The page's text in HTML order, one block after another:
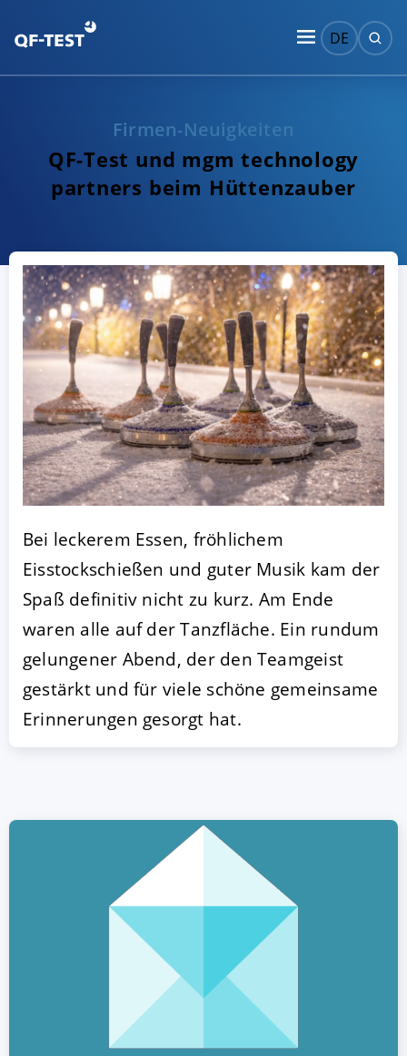
DE
Firmen-Neuigkeiten
QF-Test und mgm technology
partners beim Hüttenzauber
Bei leckerem Essen, fröhlichem
Eisstockschießen und guter Musik kam der
Spaß definitiv nicht zu kurz. Am Ende
waren alle auf der Tanzfläche. Ein rundum
gelungener Abend, der den Teamgeist
gestärkt und für viele schöne gemeinsame
Erinnerungen gesorgt hat.
AKZEPTIEREN KONFIGURIEREN
Impressum|Datenschutz